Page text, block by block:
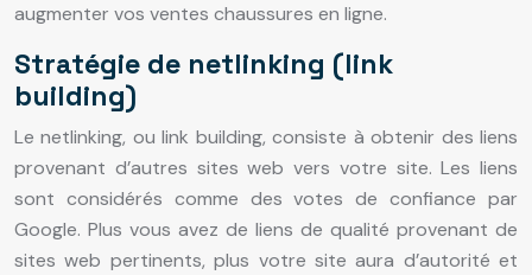
augmenter vos ventes chaussures en ligne.
Stratégie de netlinking (link
building)
Le netlinking, ou link building, consiste à obtenir des liens
provenant d’autres sites web vers votre site. Les liens
sont considérés comme des votes de confiance par
Google. Plus vous avez de liens de qualité provenant de
sites web pertinents, plus votre site aura d’autorité et